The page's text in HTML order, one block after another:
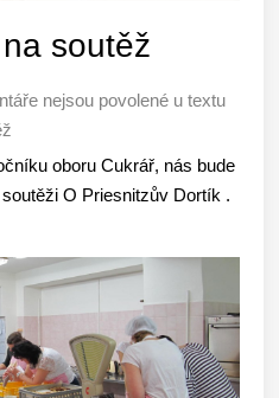
soutěž
nejsou povolené u textu
oboru Cukrář, nás bude
O Priesnitzův Dortík .